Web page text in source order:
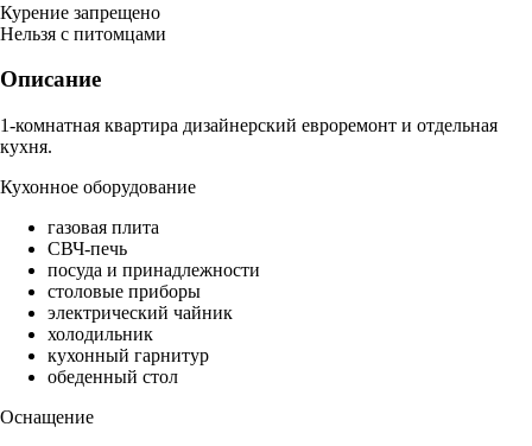
Курение запрещено
Нельзя с питомцами
Описание
1-комнатная квартира дизайнерский евроремонт и отдельная
кухня.
Кухонное оборудование
газовая плита
СВЧ-печь
посуда и принадлежности
столовые приборы
электрический чайник
холодильник
кухонный гарнитур
обеденный стол
Оснащение